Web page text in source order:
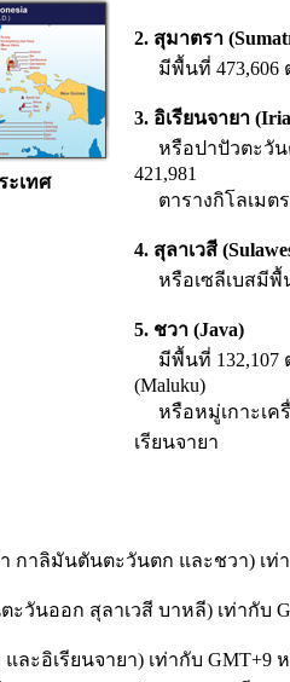
ะเทศ
2. สุมาตรา
มีพื้นที่ 473,606
3. อิเรียนจายา
หรือปาปัวตะวัน
421,981
ตารางกิโลเมตร
4. สุลาเวสี
หรือเซลีเบสมีพื้น
5. ชวา (Java)
มีพื้นที่ 132,107
(Maluku)
หรือหมู่เกาะเครื่
เรียนจายา
กาลิมันตันตะวันตก และชวา) เท่
ะวันออก สุลาเวสี บาหลี) เท่ากับ
ละอิเรียนจายา) เท่ากับ GMT+9